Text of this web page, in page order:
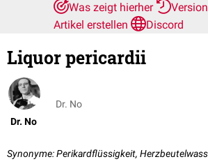
Was zeigt hierher
Artikel erstellen
Discord
Liquor pericardii
Dr. No
Dr. No
Synonyme: Perikardflüssigkeit,